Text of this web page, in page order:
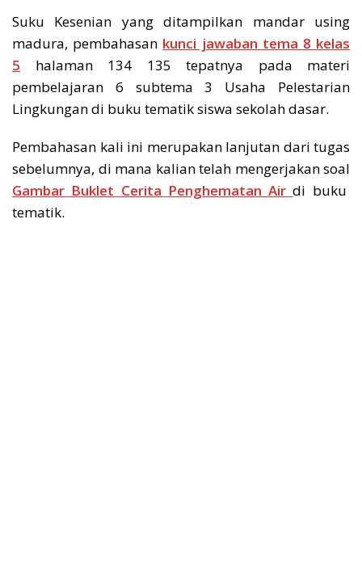
Suku Kesenian yang ditampilkan mandar using
madura, pembahasan kunci jawaban tema 8 kelas
5
halaman 134 135 tepatnya pada materi
pembelajaran 6 subtema 3 Usaha Pelestarian
Lingkungan di buku tematik siswa sekolah dasar.
Pembahasan kali ini merupakan lanjutan dari tugas
sebelumnya, di mana kalian telah mengerjakan soal
Gambar Buklet Cerita Penghematan Airdi buku
tematik.